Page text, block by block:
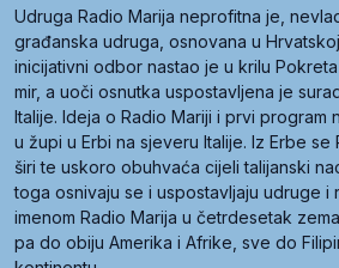
Udruga Radio Marija neprofitna je,
građanska udruga, osnovana u
inicijativni odbor nastao je u krilu
mir, a uoči osnutka uspostavljena je
Italije. Ideja o Radio Mariji i prvi program
u župi u Erbi na sjeveru Italije. Iz Erbe se
širi te uskoro obuhvaća cijeli talijanski
toga osnivaju se i uspostavljaju udruge i
imenom Radio Marija u četrdesetak
pa do obiju Amerika i Afrike, sve do